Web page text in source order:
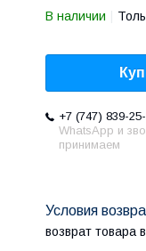
В наличии
+7 (747) 839-
WhatsApp и
принимаем
возврат товара